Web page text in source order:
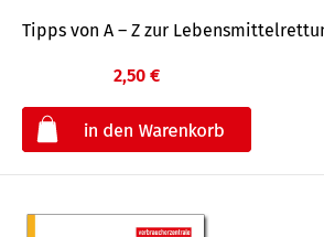
Tipps von A – Z zur
2,50 €